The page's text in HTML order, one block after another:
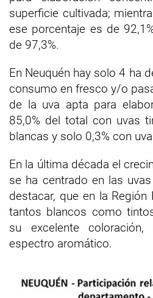
superficie cultivada;
ese porcentaje es de
de 97,3%.
En Neuquén hay solo 4 ha
consumo en fresco y/o
de la uva apta para
85,0% del total con uvas
blancas y solo 0,3% con
En la última década el
se ha centrado en las
destacar, que en la Región
tantos blancos como
su excelente
espectro aromático.